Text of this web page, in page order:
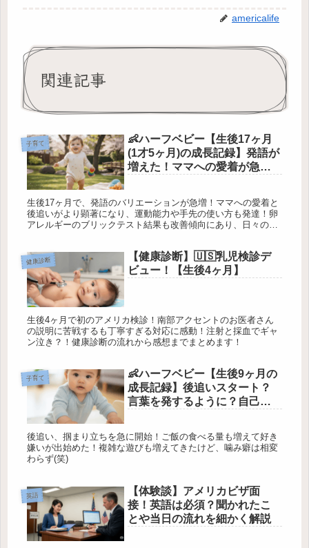
americalife
関連記事
子育て
👶ハーフベビー【生後17ヶ月
(1才5ヶ月)の成長記録】発語が
増えた！ママへの愛着が急
生後17ヶ月で、発語のバリエーションが急増！ママへの愛着と
後追いがより顕著になり、運動能力や手先の使い方も発達！卵
アレルギーのブリックテスト結果も改善傾向にあり、日々の成
健康診断
【健康診断】🇺🇸乳児検診デ
ビュー！【生後4ヶ月】
生後4ヶ月で初のアメリカ検診！南部アクセントのお医者さん
の説明に苦戦するも丁寧すぎる対応に感動！注射と採血でギャ
ン泣き？！健康診断の流れから感想までまとめます！
子育て
👶ハーフベビー【生後9ヶ月の
成長記録】後追いスタート？
言葉を発するように？自己主
後追い、掴まり立ちを急に開始！ご飯の食べる量も増えて好き
嫌いが出始めた！複雑な遊びも増えてきたけど、噛み癖は相変
わらず(笑)
英語
【体験談】アメリカビザ面
接！英語は必須？聞かれたこ
とや当日の流れを細かく解説